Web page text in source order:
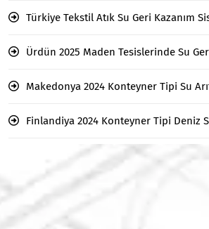
Türkiye Tekstil Atık Su Geri Kazanım
Ürdün 2025 Maden Tesislerinde Su
Makedonya 2024 Konteyner Tipi Su
Finlandiya 2024 Konteyner Tipi Deniz